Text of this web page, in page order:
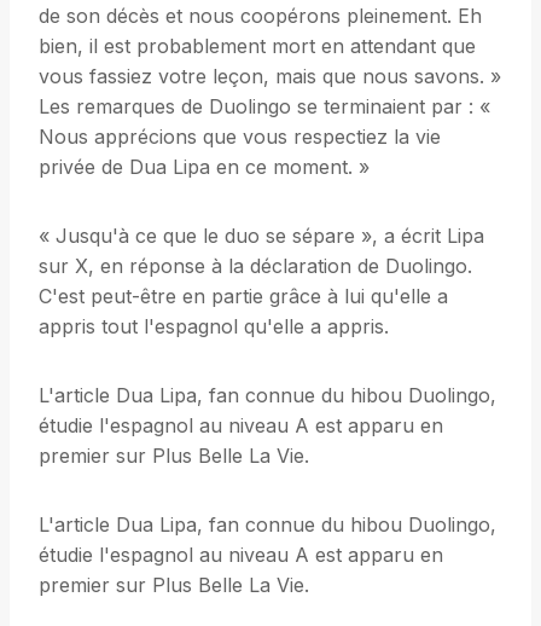
de son décès et nous coopérons pleinement. Eh
bien, il est probablement mort en attendant que
vous fassiez votre leçon, mais que nous savons. »
Les remarques de Duolingo se terminaient par : «
Nous apprécions que vous respectiez la vie
privée de Dua Lipa en ce moment. »
« Jusqu'à ce que le duo se sépare », a écrit Lipa
sur X, en réponse à la déclaration de Duolingo.
C'est peut-être en partie grâce à lui qu'elle a
appris tout l'espagnol qu'elle a appris.
L'article Dua Lipa, fan connue du hibou Duolingo,
étudie l'espagnol au niveau A est apparu en
premier sur Plus Belle La Vie.
L'article Dua Lipa, fan connue du hibou Duolingo,
étudie l'espagnol au niveau A est apparu en
premier sur Plus Belle La Vie.